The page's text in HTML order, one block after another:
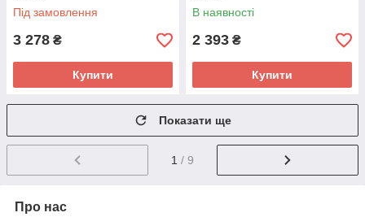
Під замовлення
3 278 ₴
Купити
В наявності
2 393 ₴
Купити
Показати ще
1 / 9
Про нас